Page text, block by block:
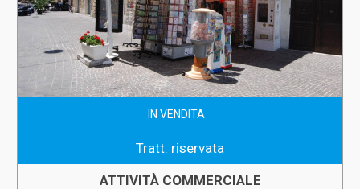
IN VENDITA
Tratt. riservata
ATTIVITÀ COMMERCIALE